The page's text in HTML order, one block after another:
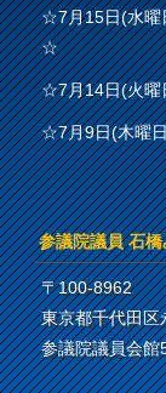
☆7月15日(水曜
☆
☆7月14日(火曜
☆7月9日(木曜
参議院議員 石
〒100-8962
東京都千代田区
参議院議員会館